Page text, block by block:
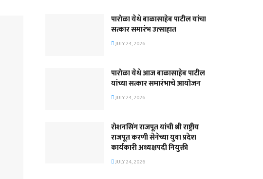
पारोळा येथे बाळासाहेब पाटील यांचा
सत्कार समारंभ उत्साहात
JULY 24, 2026
पारोळा येथे आज बाळासाहेब पाटील
यांच्या सत्कार समारंभाचे आयोजन
JULY 24, 2026
रोशनसिंग राजपूत यांची श्री राष्ट्रीय
राजपूत करणी सेनेच्या युवा प्रदेश
कार्यकारी अध्यक्षपदी नियुक्ती
JULY 24, 2026